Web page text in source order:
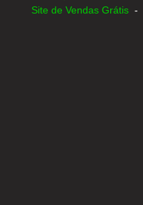
Site de Vendas Grátis -